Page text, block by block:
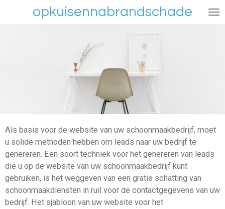
opkuisennabrandschade
Als basis voor de website van uw schoonmaakbedrijf, moet
u solide methoden hebben om leads naar uw bedrijf te
genereren. Een soort techniek voor het genereren van leads
die u op de website van uw schoonmaakbedrijf kunt
gebruiken, is het weggeven van een gratis schatting van
schoonmaakdiensten in ruil voor de contactgegevens van uw
bedrijf. Het sjabloon van uw website voor het